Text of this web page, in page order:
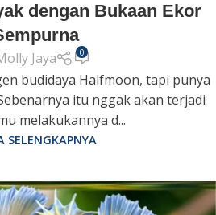
dengan Bukaan Ekor
Jaya 0
budidaya Halfmoon, tapi punya
itu nggak akan terjadi
melakukannya d...
SELENGKAPNYA